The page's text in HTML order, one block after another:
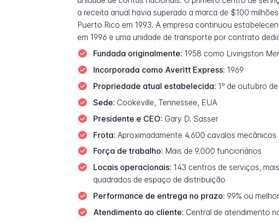
a receita anual havia superado a marca de $100
Puerto Rico em 1993. A empresa continuou
em 1996 e uma unidade de transporte por contrato
Fundada originalmente: 1958 como Livingston
Incorporada como Averitt Express: 1969
Propriedade atual estabelecida: 1º de outubro
Sede: Cookeville, Tennessee, EUA
Presidente e CEO: Gary D. Sasser
Frota: Aproximadamente 4.600 cavalos
Força de trabalho: Mais de 9.000 funcionários
Locais operacionais: 143 centros de serviços,
quadrados de espaço de distribuição
Performance de entrega no prazo: 99% ou
Atendimento ao cliente: Central de atendimento